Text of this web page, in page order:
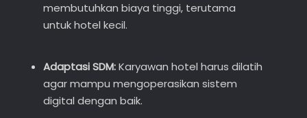
membutuhkan biaya tinggi, terutama
untuk hotel kecil.
Adaptasi SDM:Karyawan hotel harus dilatih
agar mampu mengoperasikan sistem
digital dengan baik.